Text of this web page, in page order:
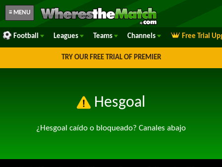
≡ MENU
Football Leagues Teams Channels Free Trial
TRY OUR FREE TRIAL OF PREMIER
Hesgoal
¿Hesgoal caído o bloqueado? Canales abajo